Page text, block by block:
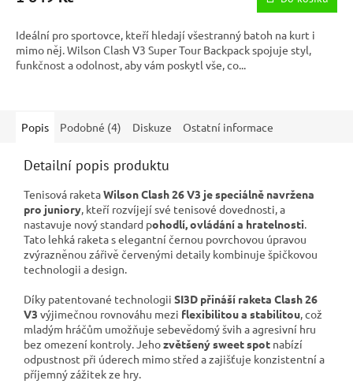
Ideální pro sportovce, kteří hledají všestranný batoh na kurt i
mimo něj. Wilson Clash V3 Super Tour Backpack spojuje styl,
funkčnost a odolnost, aby vám poskytl vše, co...
Popis Podobné (4) Diskuze Ostatní informace
Detailní popis produktu
Tenisová raketaWilson Clash 26 V3 je speciálně navržena
pro juniory, kteří rozvíjejí své tenisové dovednosti, a
nastavuje nový standard pohodlí, ovládání a hratelnosti.
Tato lehká raketa s elegantní černou povrchovou úpravou
zvýrazněnou zářivě červenými detaily kombinuje špičkovou
technologii a design.
Díky patentované technologii SI3D přináší raketa Clash 26
V3 výjimečnou rovnováhu mezi flexibilitou a stabilitou, což
mladým hráčům umožňuje sebevědomý švih a agresivní hru
bez omezení kontroly. Jehozvětšený sweet spot nabízí
odpustnost při úderech mimo střed a zajišťuje konzistentní a
příjemný zážitek ze hry.